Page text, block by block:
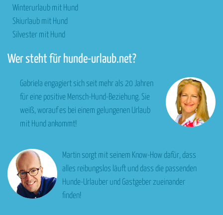
Winterurlaub mit Hund
Skiurlaub mit Hund
Silvester mit Hund
Wer steht für hunde-urlaub.net?
Gabriela engagiert sich seit mehr als 20 Jahren
für eine positive Mensch-Hund-Beziehung. Sie
weiß, worauf es bei einem gelungenen Urlaub
mit Hund ankommt!
Martin sorgt mit seinem Know-How dafür, dass
alles reibungslos läuft und dass die passenden
Hunde-Urlauber und Gastgeber zueinander
finden!